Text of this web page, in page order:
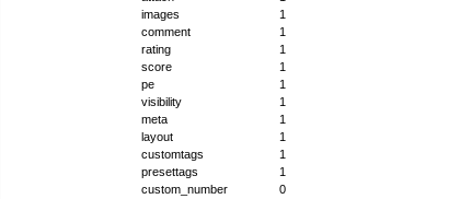
images
1
comment
1
rating
1
score
1
pe
1
visibility
1
meta
1
layout
1
customtags
1
presettags
1
custom_number
0